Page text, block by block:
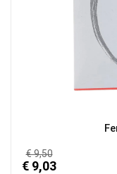
€ 9,50
€ 9,03